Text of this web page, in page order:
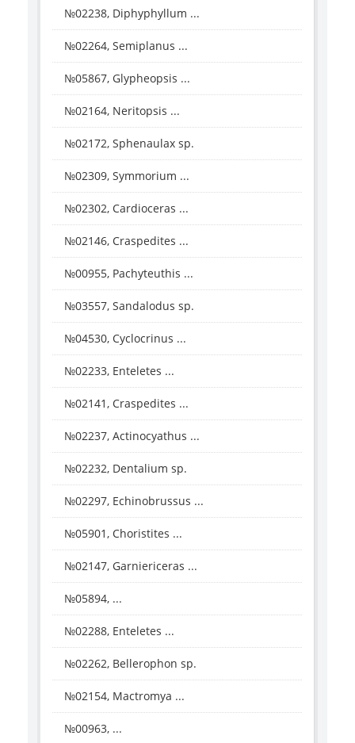
№02238, Diphyphyllum ...
№02264, Semiplanus ...
№05867, Glypheopsis ...
№02164, Neritopsis ...
№02172, Sphenaulax sp.
№02309, Symmorium ...
№02302, Cardioceras ...
№02146, Craspedites ...
№00955, Pachyteuthis ...
№03557, Sandalodus sp.
№04530, Cyclocrinus ...
№02233, Enteletes ...
№02141, Craspedites ...
№02237, Actinocyathus ...
№02232, Dentalium sp.
№02297, Echinobrussus ...
№05901, Choristites ...
№02147, Garniericeras ...
№05894, ...
№02288, Enteletes ...
№02262, Bellerophon sp.
№02154, Mactromya ...
№00963, ...